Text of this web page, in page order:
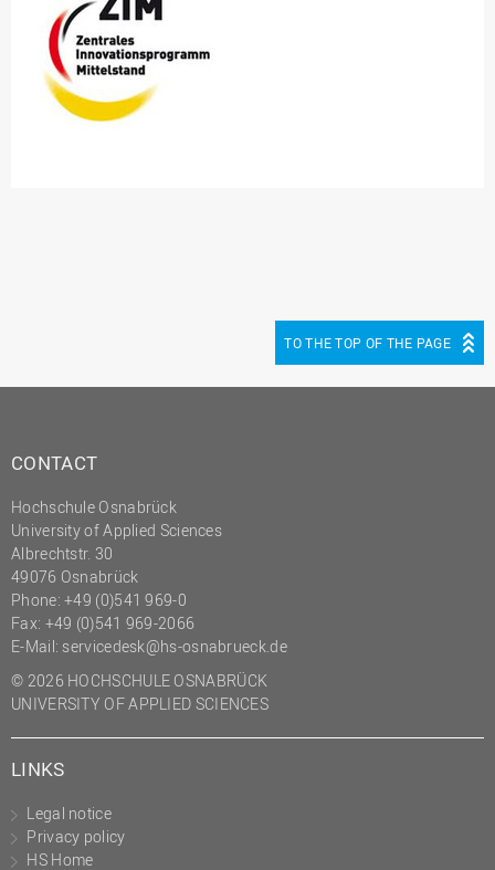
TO THE TOP OF THE PAGE
CONTACT
Hochschule Osnabrück
University of Applied Sciences
Albrechtstr. 30
49076 Osnabrück
Phone: +49 (0)541 969-0
Fax: +49 (0)541 969-2066
E-Mail: servicedesk@hs-osnabrueck.de
© 2026 HOCHSCHULE OSNABRÜCK
UNIVERSITY OF APPLIED SCIENCES
LINKS
Legal notice
Privacy policy
HS Home